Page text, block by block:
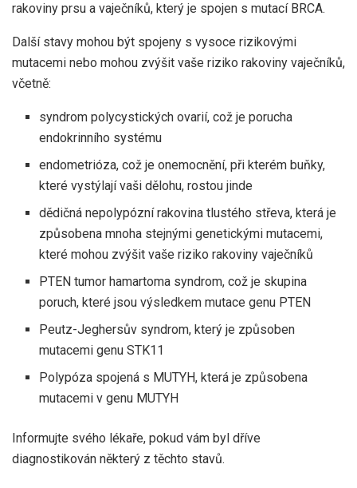
rakoviny prsu a vaječníků, který je spojen s mutací BRCA.
Další stavy mohou být spojeny s vysoce rizikovými
mutacemi nebo mohou zvýšit vaše riziko rakoviny vaječníků,
včetně:
syndrom polycystických ovarií, což je porucha
endokrinního systému
endometrióza, což je onemocnění, při kterém buňky,
které vystýlají vaši dělohu, rostou jinde
dědičná nepolypózní rakovina tlustého střeva, která je
způsobena mnoha stejnými genetickými mutacemi,
které mohou zvýšit vaše riziko rakoviny vaječníků
PTEN tumor hamartoma syndrom, což je skupina
poruch, které jsou výsledkem mutace genu PTEN
Peutz-Jeghersův syndrom, který je způsoben
mutacemi genu STK11
Polypóza spojená s MUTYH, která je způsobena
mutacemi v genu MUTYH
Informujte svého lékaře, pokud vám byl dříve
diagnostikován některý z těchto stavů.